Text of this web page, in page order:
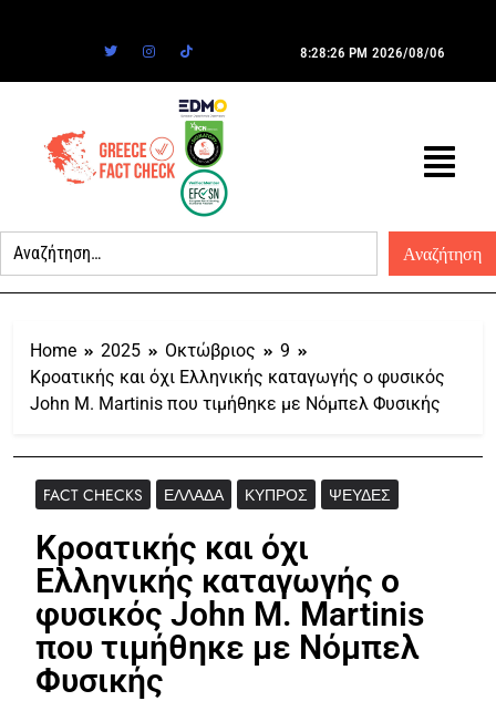
8:28:26 PM 2026/08/06
Home 2025 Οκτώβριος
9
Κροατικής και όχι Ελληνικής καταγωγής ο φυσικός
John M. Martinis που τιμήθηκε με Νόμπελ Φυσικής
FACT CHECKS ΕΛΛΆΔΑ ΚΎΠΡΟΣ ΨΕΥΔΈΣ
Κροατικής και όχι
Ελληνικής καταγωγής ο
φυσικός John M. Martinis
που τιμήθηκε με Νόμπελ
Φυσικής